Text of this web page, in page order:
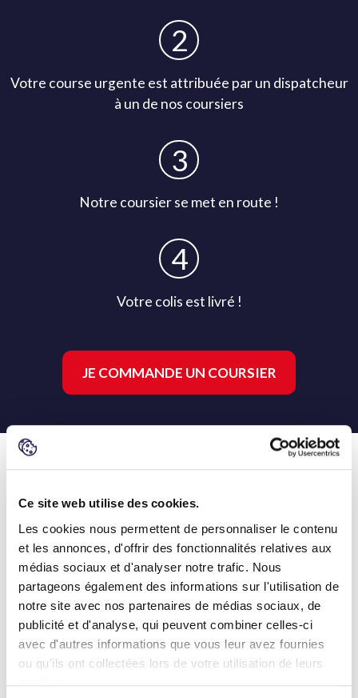
Ce site web utilise des cookies.
Les cookies nous permettent de personnaliser le contenu
et les annonces, d'offrir des fonctionnalités relatives aux
médias sociaux et d'analyser notre trafic. Nous
partageons également des informations sur l'utilisation de
notre site avec nos partenaires de médias sociaux, de
publicité et d'analyse, qui peuvent combiner celles-ci
avec d'autres informations que vous leur avez fournies
ou qu'ils ont collectées lors de votre utilisation de leurs
Votre course urgente est attribuée par un dispatcheur
à un de nos coursiers
Notre coursier se met en route !
Votre colis est livré !
JE COMMANDE UN COURSIER